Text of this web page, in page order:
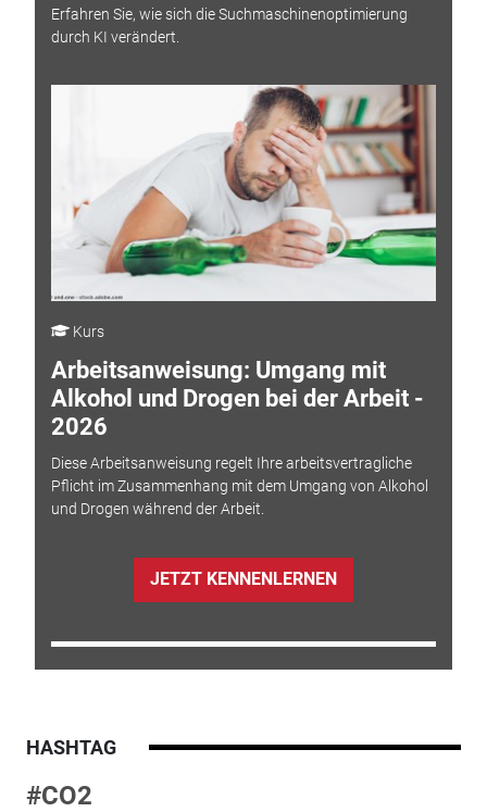
Erfahren Sie, wie sich die Suchmaschinenoptimierung
durch KI verändert.
Kurs
Arbeitsanweisung: Umgang mit
Alkohol und Drogen bei der Arbeit -
2026
Diese Arbeitsanweisung regelt Ihre arbeitsvertragliche
Pflicht im Zusammenhang mit dem Umgang von Alkohol
und Drogen während der Arbeit.
JETZT KENNENLERNEN
HASHTAG
#CO2